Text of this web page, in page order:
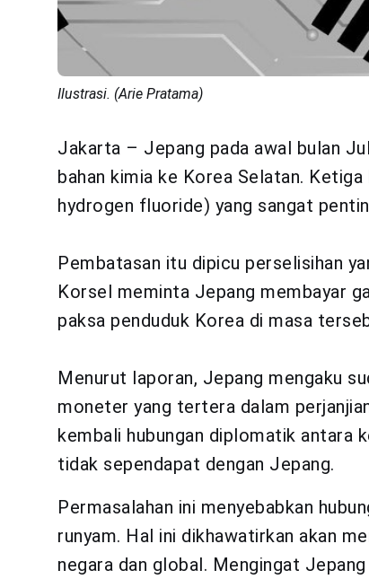
Ilustrasi. (Arie Pratama)
Jakarta – Jepang pada awal bulan
bahan kimia ke Korea Selatan.
hydrogen fluoride) yang sangat
Pembatasan itu dipicu perselisihan
Korsel meminta Jepang membayar
paksa penduduk Korea di masa
Menurut laporan, Jepang mengaku
moneter yang tertera dalam
kembali hubungan diplomatik antara
tidak sependapat dengan Jepang.
Permasalahan ini menyebabkan
runyam. Hal ini dikhawatirkan akan
negara dan global. Mengingat